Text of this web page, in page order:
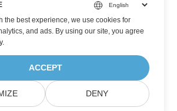
the best experience, we use cookies for
and ads. By using our site, you agree
.
ACCEPT
DENY